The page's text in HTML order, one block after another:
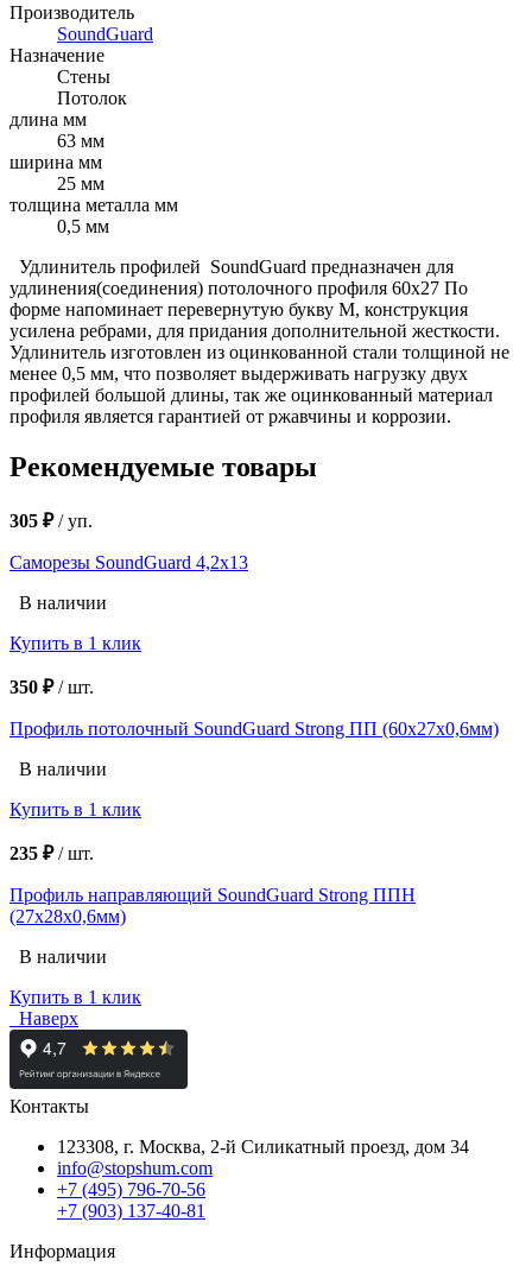
Производитель
SoundGuard
Назначение
Стены
Потолок
длина мм
63 мм
ширина мм
25 мм
толщина металла мм
0,5 мм
Удлинитель профилей SoundGuard предназначен для
удлинения(соединения) потолочного профиля 60х27 По
форме напоминает перевернутую букву М, конструкция
усилена ребрами, для придания дополнительной жесткости.
Удлинитель изготовлен из оцинкованной стали толщиной не
менее 0,5 мм, что позволяет выдерживать нагрузку двух
профилей большой длины, так же оцинкованный материал
профиля является гарантией от ржавчины и коррозии.
Рекомендуемые товары
305 ₽/уп.
Саморезы SoundGuard 4,2х13
В наличии
Купить в 1 клик
350 ₽/шт.
Профиль потолочный SoundGuard Strong ПП (60x27x0,6мм)
В наличии
Купить в 1 клик
235 ₽/шт.
Профиль направляющий SoundGuard Strong ППН
(27x28x0,6мм)
В наличии
Купить в 1 клик
Наверх
Контакты
123308, г. Москва, 2-й Силикатный проезд, дом 34
info@stopshum.com
+7 (495) 796-70-56
+7 (903) 137-40-81
Информация